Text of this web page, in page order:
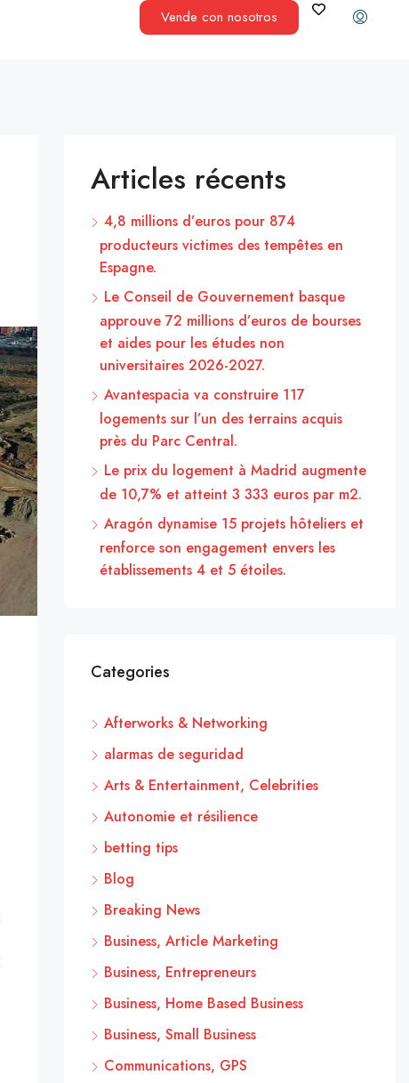
Vende con nosotros
Articles récents
4,8 millions d’euros pour 874
producteurs victimes des tempêtes en
Espagne.
Le Conseil de Gouvernement basque
approuve 72 millions d’euros de bourses
et aides pour les études non
universitaires 2026-2027.
Avantespacia va construire 117
logements sur l’un des terrains acquis
près du Parc Central.
Le prix du logement à Madrid augmente
de 10,7% et atteint 3 333 euros par m2.
Aragón dynamise 15 projets hôteliers et
renforce son engagement envers les
établissements 4 et 5 étoiles.
Categories
Afterworks & Networking
alarmas de seguridad
Arts & Entertainment, Celebrities
Autonomie et résilience
betting tips
Blog
Breaking News
Business, Article Marketing
Business, Entrepreneurs
Business, Home Based Business
Business, Small Business
Communications, GPS